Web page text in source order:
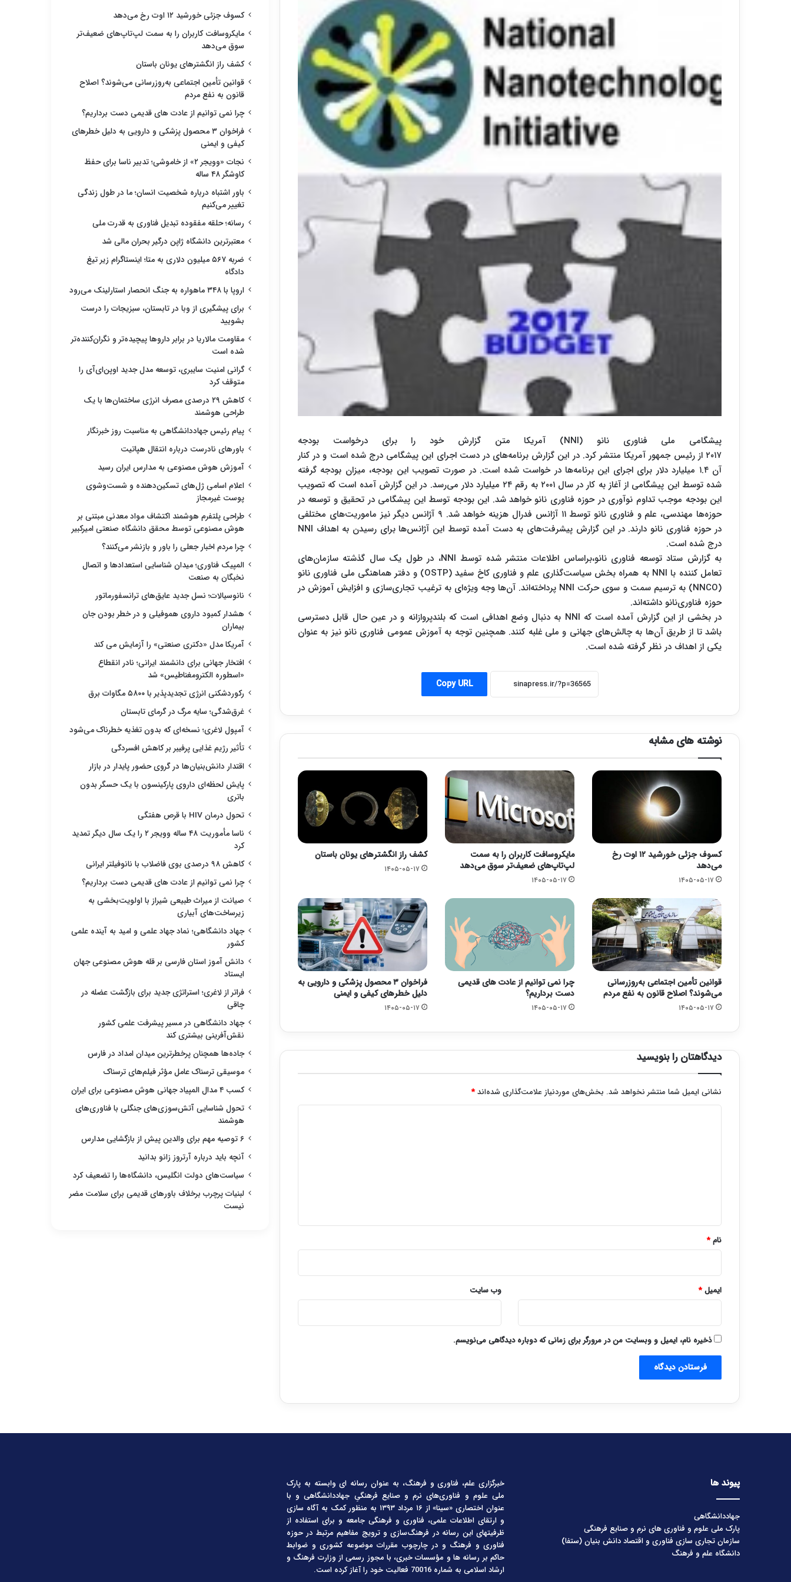
پیشگامی ملی فناوری نانو (NNI) آمریکا متن گزارش خود را برای درخواست بودجه
۲۰۱۷ از رئیس جمهور آمریکا منتشر کرد. در این گزارش برنامه‌های در دست اجرای این پیشگامی درج شده است و در کنار
آن ۱.۴ میلیارد دلار برای اجرای این برنامه‌ها در خواست شده است. در صورت تصویب این بودجه، میزان بودجه گرفته
شده توسط این پیشگامی از آغاز به کار در سال ۲۰۰۱ به رقم ۲۴ میلیارد دلار می‌رسد. در این گزارش آمده است که تصویب
این بودجه موجب تداوم نوآوری در حوزه فناوری نانو خواهد شد. این بودجه توسط این پیشگامی در تحقیق و توسعه در
حوزه‌ها مهندسی، علم و فناوری نانو توسط ۱۱ آژانس فدرال هزینه خواهد شد. ۹ آژانس دیگر نیز ماموریت‌های مختلفی
در حوزه فناوری نانو دارند. در این گزارش پیشرفت‌های به دست آمده توسط این آژانس‌ها برای رسیدن به اهداف NNI
درج شده است.
به گزارش ستاد توسعه فناوری نانو،براساس اطلاعات منتشر شده توسط NNI، در طول یک سال گذشته سازمان‌های
تعامل کننده با NNI به همراه بخش سیاست‌گذاری علم و فناوری کاخ سفید (OSTP) و دفتر هماهنگی ملی فناوری نانو
(NNCO) به ترسیم سمت و سوی حرکت NNI پرداخته‌اند. آن‌ها وجه ویژه‌ای به ترغیب تجاری‌سازی و افزایش آموزش در
حوزه فناوری‌نانو داشته‌اند.
در بخشی از این گزارش آمده است که NNI به دنبال وضع اهدافی است که بلندپروازانه و در عین حال قابل دسترسی
باشد تا از طریق آن‌ها به چالش‌های جهانی و ملی غلبه کنند. همچنین توجه به آموزش عمومی فناوری‌ نانو نیز به عنوان
یکی از اهداف در نظر گرفته شده است.
Copy URL
نوشته های مشابه
کسوف جزئی خورشید ۱۲ اوت رخ
می‌دهد
۱۴۰۵-۰۵-۱۷
مایکروسافت کاربران را به سمت
لپ‌تاپ‌های ضعیف‌تر سوق می‌دهد
۱۴۰۵-۰۵-۱۷
کشف راز انگشترهای یونان باستان
۱۴۰۵-۰۵-۱۷
قوانین تأمین اجتماعی به‌روزرسانی
می‌شوند؟ اصلاح قانون به نفع مردم
۱۴۰۵-۰۵-۱۷
چرا نمی توانیم از عادت های قدیمی
دست برداریم؟
۱۴۰۵-۰۵-۱۷
فراخوان ۳ محصول پزشکی و دارویی به
دلیل خطرهای کیفی و ایمنی
۱۴۰۵-۰۵-۱۷
دیدگاهتان را بنویسید
نشانی ایمیل شما منتشر نخواهد شد. بخش‌های موردنیاز علامت‌گذاری شده‌اند*
نام*
ایمیل* وب‌ سایت
ذخیره نام، ایمیل و وبسایت من در مرورگر برای زمانی که دوباره دیدگاهی می‌نویسم.
کسوف جزئی خورشید ۱۲ اوت رخ می‌دهد
مایکروسافت کاربران را به سمت لپ‌تاپ‌های ضعیف‌تر
سوق می‌دهد
کشف راز انگشترهای یونان باستان
قوانین تأمین اجتماعی به‌روزرسانی می‌شوند؟ اصلاح
قانون به نفع مردم
چرا نمی توانیم از عادت های قدیمی دست برداریم؟
فراخوان ۳ محصول پزشکی و دارویی به دلیل خطرهای
کیفی و ایمنی
نجات «وویجر ۲» از خاموشی؛ تدبیر ناسا برای حفظ
کاوشگر ۴۸ ساله
باور اشتباه درباره شخصیت انسان؛ ما در طول زندگی
تغییر می‌کنیم
رسانه؛ حلقه مفقوده تبدیل فناوری به قدرت ملی
معتبرترین دانشگاه ژاپن درگیر بحران مالی شد
ضربه ۵۶۷ میلیون دلاری به متا؛ اینستاگرام زیر تیغ
دادگاه
اروپا با ۳۴۸ ماهواره به جنگ انحصار استارلینک می‌رود
برای پیشگیری از وبا در تابستان، سبزیجات را درست
بشویید
مقاومت مالاریا در برابر داروها پیچیده‌تر و نگران‌کننده‌تر
شده است
گرانی امنیت سایبری، توسعه مدل جدید اوپن‌ای‌آی را
متوقف کرد
کاهش ۲۹ درصدی مصرف انرژی ساختمان‌ها با یک
طراحی هوشمند
پیام رئیس جهاددانشگاهی به مناسبت روز خبرنگار
باورهای نادرست درباره انتقال هپاتیت
آموزش هوش مصنوعی به مدارس ایران رسید
اعلام اسامی ژل‌های تسکین‌دهنده و شست‌وشوی
پوست غیرمجاز
طراحی پلتفرم هوشمند اکتشاف مواد معدنی مبتنی بر
هوش مصنوعی توسط محقق دانشگاه صنعتی امیرکبیر
چرا مردم اخبار جعلی را باور و بازنشر می‌کنند؟
المپیک فناوری؛ میدان شناسایی استعدادها و اتصال
نخبگان به صنعت
نانوسیالات؛ نسل جدید عایق‌های ترانسفورماتور
هشدار کمبود داروی هموفیلی و در خطر بودن جان
بیماران
آمریکا مدل «دکتری صنعتی» را آزمایش می کند
افتخار جهانی برای دانشمند ایرانی؛ نادر انقطاع
«اسطوره الکترومغناطیس» شد
رکوردشکنی انرژی تجدیدپذیر با ۵۸۰۰ مگاوات برق
غرق‌شدگی؛ سایه مرگ در گرمای تابستان
آمپول لاغری؛ نسخه‌ای که بدون تغذیه خطرناک می‌شود
تأثیر رژیم غذایی پرفیبر بر کاهش افسردگی
اقتدار دانش‌بنیان‌ها در گروی حضور پایدار در بازار
پایش لحظه‌ای داروی پارکینسون با یک حسگر بدون
باتری
تحول درمان HIV با قرص هفتگی
ناسا مأموریت ۴۸ ساله وویجر ۲ را یک سال دیگر تمدید
کرد
کاهش ۹۸ درصدی بوی فاضلاب با نانوفیلتر ایرانی
چرا نمی توانیم از عادت های قدیمی دست برداریم؟
صیانت از میراث طبیعی شیراز با اولویت‌بخشی به
زیرساخت‌های آبیاری
جهاد دانشگاهی؛ نماد جهاد علمی و امید به آینده علمی
کشور
دانش آموز استان فارسی بر قله هوش مصنوعی جهان
ایستاد
فراتر از لاغری؛ استراتژی جدید برای بازگشت عضله در
چاقی
جهاد دانشگاهی در مسیر پیشرفت علمی کشور
نقش‌آفرینی بیشتری کند
جاده‌ها همچنان پرخطرترین میدان امداد در فارس
موسیقی ترسناک عامل مؤثر فیلم‌های ترسناک
کسب ۴ مدال المپیاد جهانی هوش مصنوعی برای ایران
تحول شناسایی آتش‌سوزی‌های جنگلی با فناوری‌های
هوشمند
۶ توصیه مهم برای والدین پیش از بازگشایی مدارس
آنچه باید درباره آرتروز زانو بدانید
سیاست‌های دولت انگلیس، دانشگاه‌ها را تضعیف کرد
لبنیات پرچرب برخلاف باورهای قدیمی برای سلامت مضر
نیست
پیوند ها
جهاددانشگاهی
پارک ملی علوم و فناوری های نرم و صنایع فرهنگی
سازمان تجاری سازی فناوری و اقتصاد دانش بنیان (ستفا)
دانشگاه علم و فرهنگ
خبرگزاری علم، فناوری و فرهنگ، به عنوان رسانه ای وابسته به پارک
ملی علوم و فناوری‌های نرم و صنایع فرهنگیِ جهاددانشگاهی و با
عنوان اختصاری «سینا» از ۱۶ مرداد ۱۳۹۳ به منظور کمک به آگاه سازی
و ارتقای اطلاعات علمی، فناوری و فرهنگی جامعه و برای استفاده از
ظرفیتهای این رسانه در فرهنگ‌سازی و ترویج مفاهیم مرتبط در حوزه
فناوری و فرهنگ و در چارچوب مقررات موضوعه کشوری و ضوابط
حاکم بر رسانه ها و مؤسسات خبری، با مجوز رسمی از وزارت فرهنگ و
ارشاد اسلامی به شماره 70016 فعالیت خود را آغاز کرده است.